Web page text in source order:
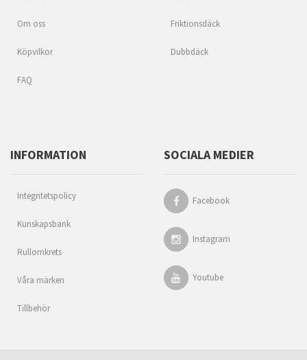
Om oss
Köpvilkor
FAQ
Friktionsdäck
Dubbdäck
INFORMATION
Integritetspolicy
Kunskapsbank
Rullomkrets
Våra märken
Tillbehör
SOCIALA MEDIER
Facebook
Instagram
Youtube